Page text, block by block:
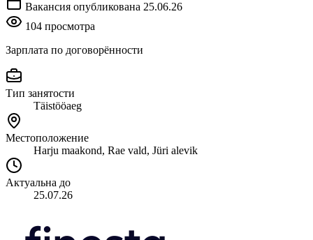
Вакансия опубликована 25.06.26
104 просмотра
Зарплата по договорённости
Тип занятости
Täistööaeg
Местоположение
Harju maakond, Rae vald, Jüri alevik
Актуальна до
25.07.26